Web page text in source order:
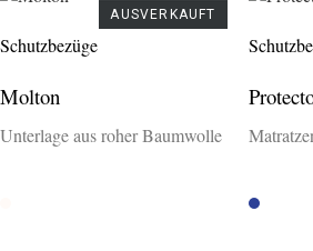
Schutzbezüge
Molton
Unterlage aus roher Baumwolle
AUSVERKAUFT
Blau